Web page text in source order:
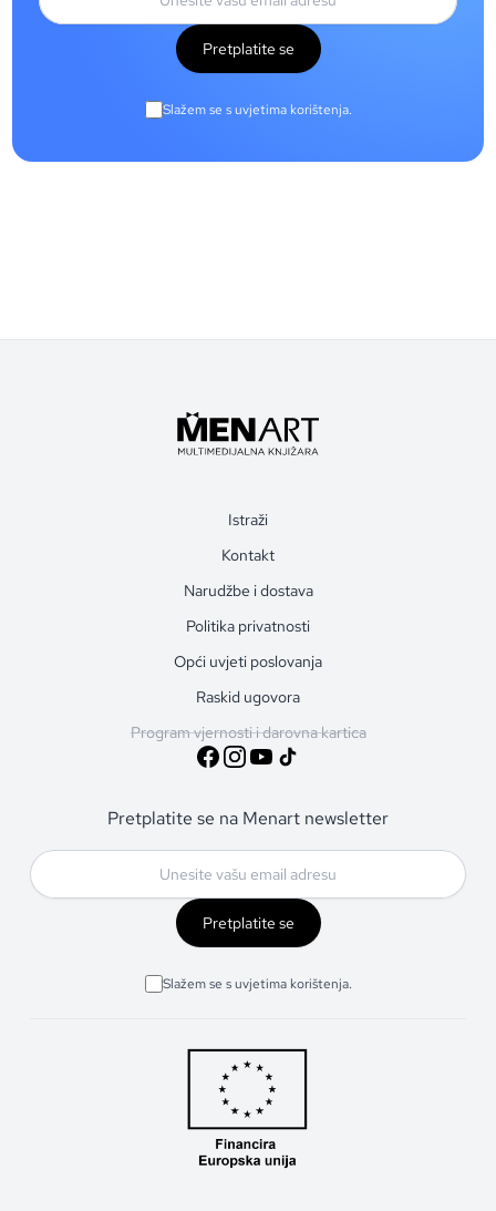
Pretplatite se
Slažem se s uvjetima korištenja.
Istraži
Kontakt
Narudžbe i dostava
Politika privatnosti
Opći uvjeti poslovanja
Raskid ugovora
Program vjernosti i darovna kartica
Pretplatite se na Menart newsletter
Pretplatite se
Slažem se s uvjetima korištenja.